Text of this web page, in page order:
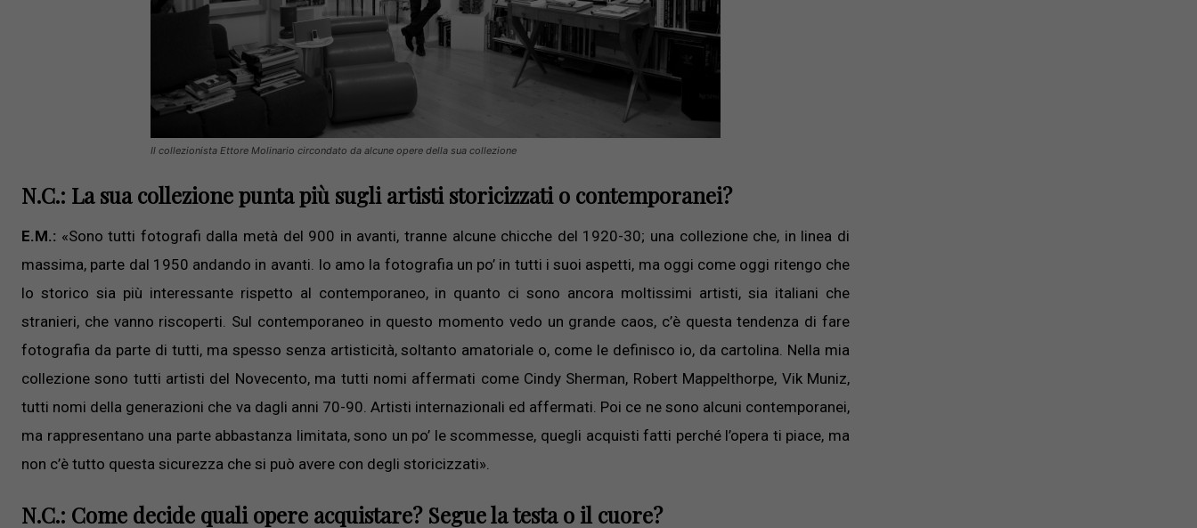
Il collezionista Ettore Molinario circondato da alcune opere della sua collezione
N.C.: La sua collezione punta più sugli artisti storicizzati o contemporanei?
E.M.: «Sono tutti fotografi dalla metà del 900 in avanti, tranne alcune chicche del 1920-30; una collezione che, in linea di
massima, parte dal 1950 andando in avanti. Io amo la fotografia un po’ in tutti i suoi aspetti, ma oggi come oggi ritengo che
lo storico sia più interessante rispetto al contemporaneo, in quanto ci sono ancora moltissimi artisti, sia italiani che
stranieri, che vanno riscoperti. Sul contemporaneo in questo momento vedo un grande caos, c’è questa tendenza di fare
fotografia da parte di tutti, ma spesso senza artisticità, soltanto amatoriale o, come le definisco io, da cartolina. Nella mia
collezione sono tutti artisti del Novecento, ma tutti nomi affermati come Cindy Sherman, Robert Mappelthorpe, Vik Muniz,
tutti nomi della generazioni che va dagli anni 70-90. Artisti internazionali ed affermati. Poi ce ne sono alcuni contemporanei,
ma rappresentano una parte abbastanza limitata, sono un po’ le scommesse, quegli acquisti fatti perché l’opera ti piace, ma
non c’è tutto questa sicurezza che si può avere con degli storicizzati».
N.C.: Come decide quali opere acquistare? Segue la testa o il cuore?